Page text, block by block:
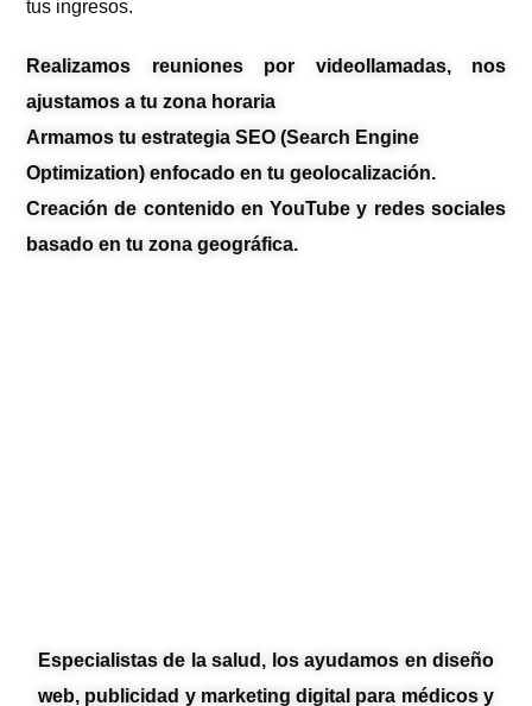
tus ingresos.
Realizamos reuniones por videollamadas, nos
ajustamos a tu zona horaria
Armamos tu estrategia SEO (Search Engine
Optimization) enfocado en tu geolocalización.
Creación de contenido en YouTube y redes sociales
basado en tu zona geográfica.
Especialistas de la salud, los ayudamos en diseño
web, publicidad y marketing digital para médicos y